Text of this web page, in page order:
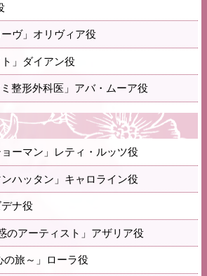
ーヴ」オリヴィア役
ト」ダイアン役
ミ整形外科医」アバ・ムーア役
ョーマン」レティ・ルッツ役
ンハッタン」キャロライン役
デナ役
のアーティスト」アザリア役
の旅～」ローラ役